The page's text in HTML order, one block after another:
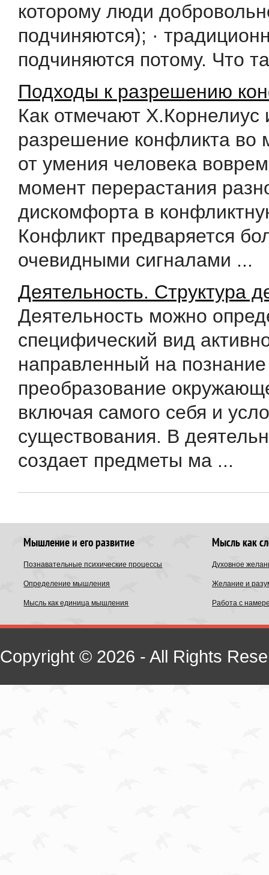
которому люди
подчиняются); ·
подчиняются потому. Что
Подходы к разрешению
Как отмечают
разрешение конфликта во
от умения человека
момент перерастания
дискомфорта в
Конфликт предваряется
очевидными сигналами ...
Деятельность. Структура
Деятельность можно
специфический вид
направленный на познание
преобразование
включая самого себя и
существования. В
создает предметы ма ...
Мышление и его развитие
Познавательные психические процессы
Определение мышления
Мысль как единица мышления
Мысль как
Духовное
Желание и
Работа с
Copyright © 2026 - All Rights